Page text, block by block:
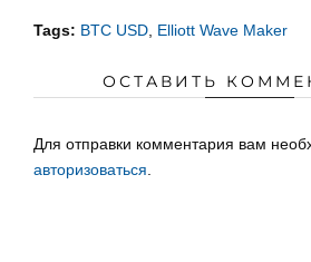
Tags: BTC USD Elliott Wave Maker
ОСТАВИТЬ
Для отправки комментария вам
авторизоваться